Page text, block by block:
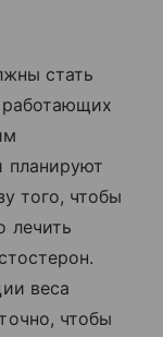
стать
работающих
планируют
того, чтобы
лечить
веса
чтобы